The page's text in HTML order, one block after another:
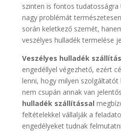
szinten is fontos tudatosságra
nagy problémát
során keletkező szemét,
veszélyes hulladék termelése
Veszélyes hulladék szállítás
engedéllyel végezhető, ezért
lenni, hogy milyen
nem csupán annak van
hulladék szállítással
feltételekkel vállalják a
engedélyeket tudnak